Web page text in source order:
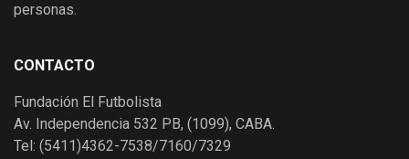
personas.
CONTACTO
Fundación El Futbolista
Av. Independencia 532 PB, (1099), CABA.
Tel: (5411)4362-7538/7160/7329